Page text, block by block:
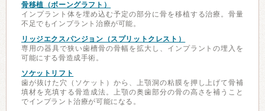
骨移植（ボーングラフト）
インプラント体を埋め込む予定の部分に骨を移植する治療。骨量
不足でもインプラント治療が可能。
リッジエクスパンジョン（スプリットクレスト）
専用の器具で狭い歯槽骨の骨幅を拡大し、インプラントの埋入を
可能にする骨造成手術。
ソケットリフト
歯が抜けた穴（ソケット）から、上顎洞の粘膜を押し上げて骨補
填材を充填する骨造成法。上顎の奥歯部分の骨の高さを補うこと
でインプラント治療が可能になる。